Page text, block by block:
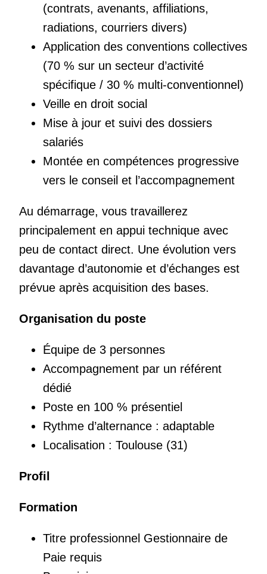
(contrats, avenants, affiliations,
radiations, courriers divers)
Application des conventions collectives
(70 % sur un secteur d’activité
spécifique / 30 % multi-conventionnel)
Veille en droit social
Mise à jour et suivi des dossiers
salariés
Montée en compétences progressive
vers le conseil et l’accompagnement
Au démarrage, vous travaillerez
principalement en appui technique avec
peu de contact direct. Une évolution vers
davantage d’autonomie et d’échanges est
prévue après acquisition des bases.
Organisation du poste
Équipe de 3 personnes
Accompagnement par un référent
dédié
Poste en 100 % présentiel
Rythme d’alternance : adaptable
Localisation : Toulouse (31)
Profil
Formation
Titre professionnel Gestionnaire de
Paie requis